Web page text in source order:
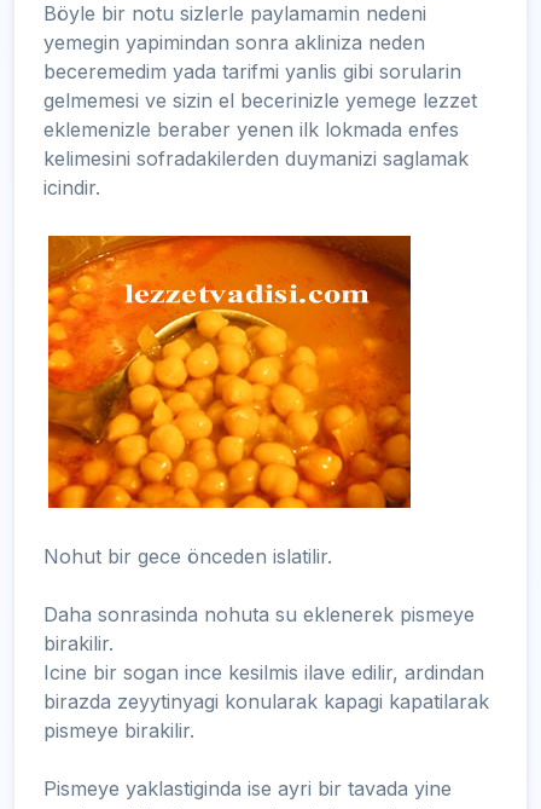
Böyle bir notu sizlerle paylamamin nedeni
yemegin yapimindan sonra akliniza neden
beceremedim yada tarifmi yanlis gibi sorularin
gelmemesi ve sizin el becerinizle yemege lezzet
eklemenizle beraber yenen ilk lokmada enfes
kelimesini sofradakilerden duymanizi saglamak
icindir.
Nohut bir gece önceden islatilir.
Daha sonrasinda nohuta su eklenerek pismeye
birakilir.
Icine bir sogan ince kesilmis ilave edilir, ardindan
birazda zeyytinyagi konularak kapagi kapatilarak
pismeye birakilir.
Pismeye yaklastiginda ise ayri bir tavada yine